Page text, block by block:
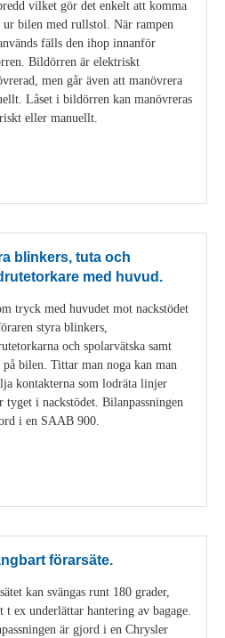
vilket gör det enkelt att komma
ur bilen med rullstol. När rampen
fälls den ihop innanför
Bildörren är elektriskt
men går även att manövrera
Låset i bildörren kan manövreras
eller manuellt.
blinkers, tuta och
med huvud.
tryck med huvudet mot nackstödet
styra blinkers,
och spolarvätska samt
på bilen. Tittar man noga kan man
kontakterna som lodräta linjer
tyget i nackstödet. Bilanpassningen
i en SAAB 900.
förarsäte.
kan svängas runt 180 grader,
t ex underlättar hantering av bagage.
är gjord i en Chrysler